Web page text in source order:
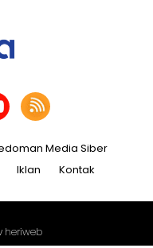
Media Siber
Iklan Kontak
heriweb